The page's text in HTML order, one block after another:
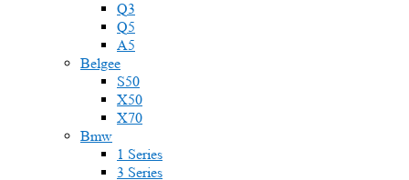
Q3
Q5
A5
Belgee
S50
X50
X70
Bmw
1 Series
3 Series